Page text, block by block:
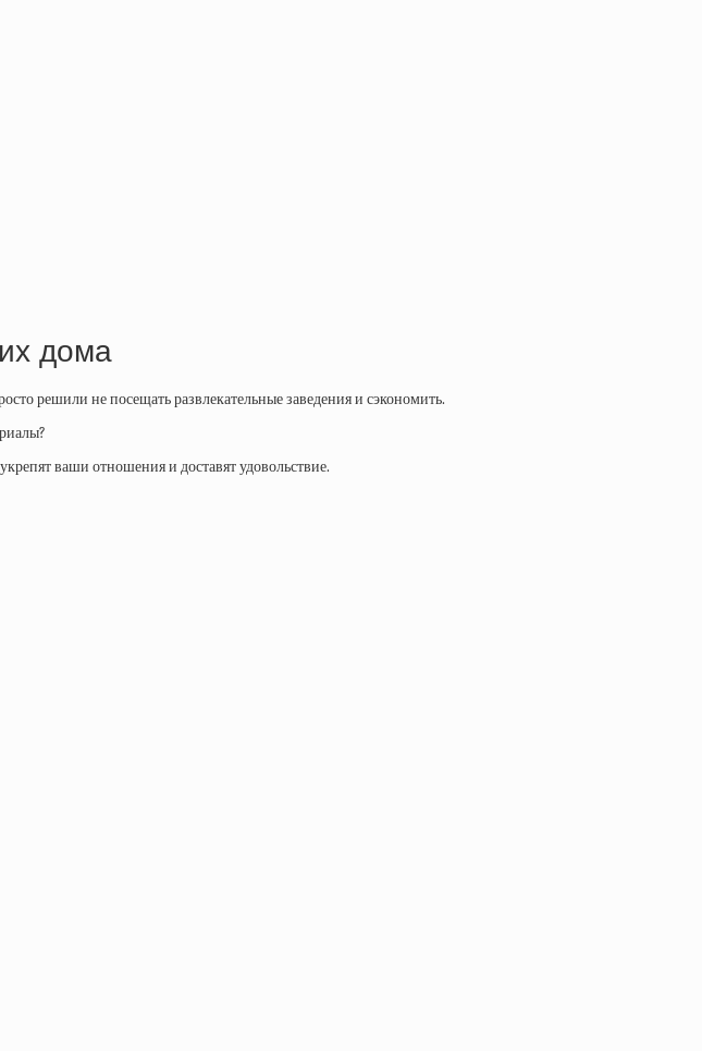
дома
решили не посещать развлекательные заведения и сэкономить.
ваши отношения и доставят удовольствие.